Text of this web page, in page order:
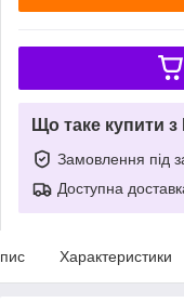
Що таке купити
Замовлення під
Доступна
Характеристики